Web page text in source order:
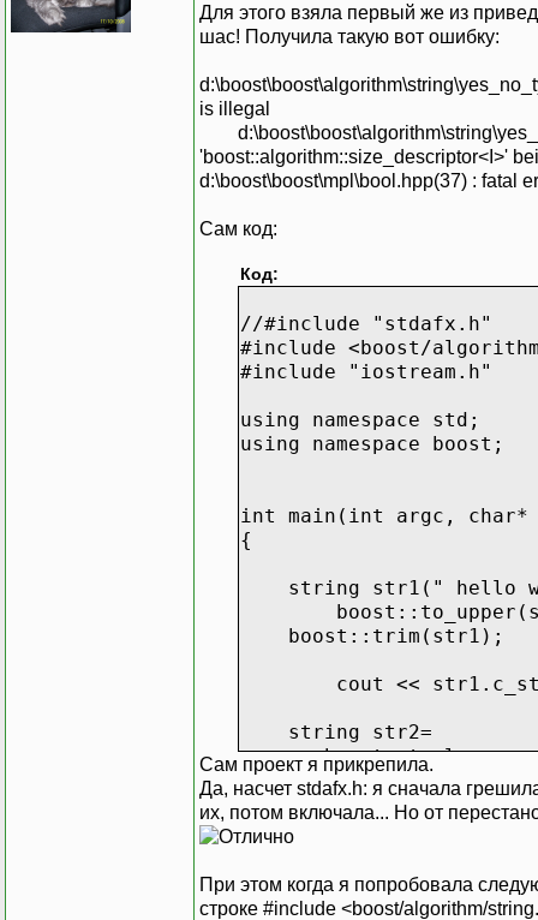
Для этого взяла первый же из
шас! Получила такую вот ошибку:
is illegal
'boost::algorithm::size_descriptor<I>'
d:\boost\boost\mpl\bool.hpp(37) : fatal
Сам код:
Код:
//#include "stdafx.h"
#include <boost/
#include "iostream.h"
using namespace std;
using namespace boost;
int main(int argc,
{
string str1(" hello
boost::trim(str1); //
cout <<
string str2=
cout <<
return 0;
}
Сам проект я прикрепила.
Да, насчет stdafx.h: я сначала
их, потом включала... Но от
При этом когда я попробовала
строке #include <boost/algorithm/